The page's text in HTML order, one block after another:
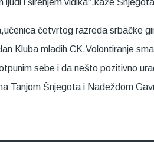
i širenjem vidika“,kaže
četvrtog razreda srbačke
Kluba mladih CK.Volontiranje
sebe i da nešto pozitivno
Tanjom Šnjegota i Nadeždom